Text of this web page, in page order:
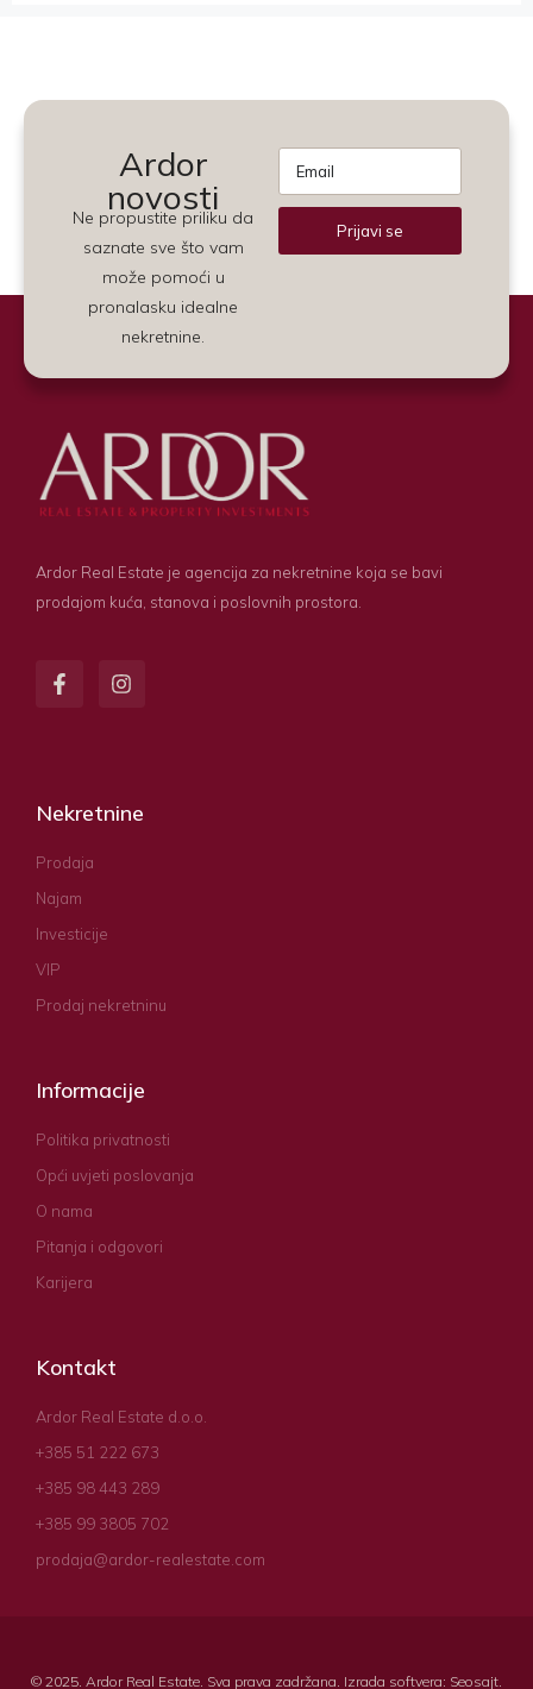
Ardor
novosti
Ne propustite priliku da
saznate sve što vam
može pomoći u
pronalasku idealne
nekretnine.
Prijavi se
Ardor Real Estate je agencija za nekretnine koja se bavi
prodajom kuća, stanova i poslovnih prostora.
Nekretnine
Prodaja
Najam
Investicije
VIP
Prodaj nekretninu
Informacije
Politika privatnosti
Opći uvjeti poslovanja
O nama
Pitanja i odgovori
Karijera
Kontakt
Ardor Real Estate d.o.o.
+385 51 222 673
+385 98 443 289
+385 99 3805 702
prodaja@ardor-realestate.com
© 2025. Ardor Real Estate. Sva prava zadržana. Izrada softvera: Seosajt